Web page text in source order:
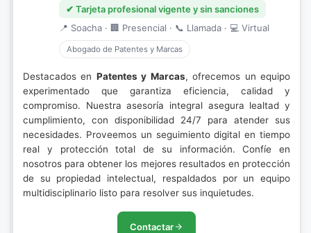
✔ Tarjeta profesional vigente y sin sanciones
📍 Soacha · 🏢 Presencial · 📞 Llamada · 💻 Virtual
Abogado de Patentes y Marcas
Destacados en Patentes y Marcas, ofrecemos un equipo
experimentado que garantiza eficiencia, calidad y
compromiso. Nuestra asesoría integral asegura lealtad y
cumplimiento, con disponibilidad 24/7 para atender sus
necesidades. Proveemos un seguimiento digital en tiempo
real y protección total de su información. Confíe en
nosotros para obtener los mejores resultados en protección
de su propiedad intelectual, respaldados por un equipo
multidisciplinario listo para resolver sus inquietudes.
Contactar